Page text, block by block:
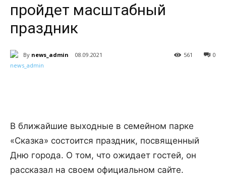
пройдет масштабный
праздник
By news_admin 08.09.2021 0
561
В ближайшие выходные в семейном парке
«Сказка» состоится праздник, посвященный
Дню города. О том, что ожидает гостей, он
рассказал на своем официальном сайте.